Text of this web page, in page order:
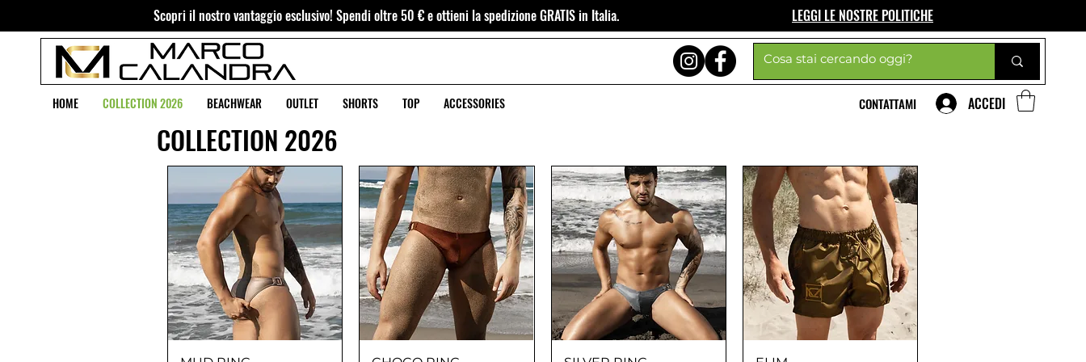
Scopri il nostro vantaggio esclusivo! Spendi oltre 50 € e ottieni la spedizione GRATIS in Italia. LEGGI LE NOSTRE POLITICHE
HOME COLLECTION 2026 BEACHWEAR OUTLET SHORTS TOP ACCESSORIES CONTATTAMI ACCEDI
COLLECTION 2026